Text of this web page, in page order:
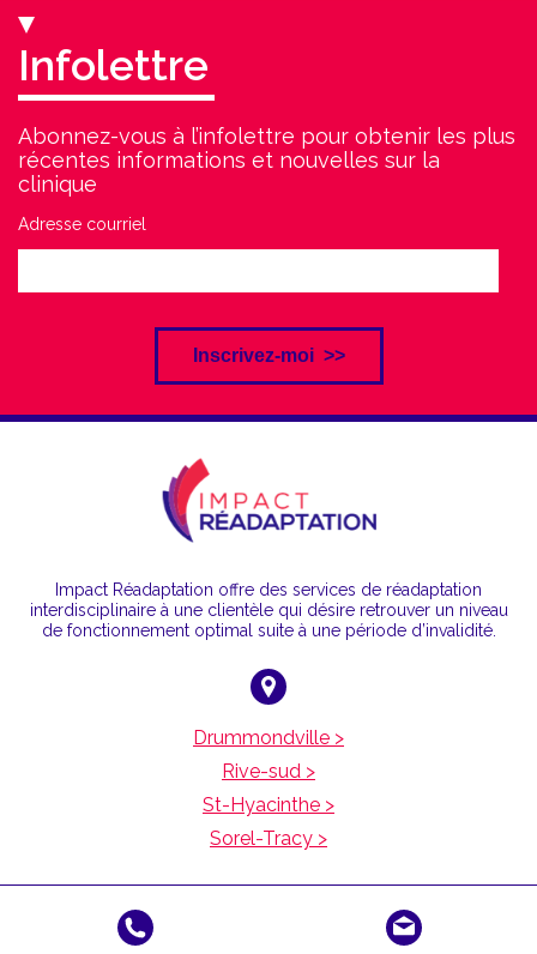
Infolettre
Abonnez-vous à l’infolettre pour obtenir les plus
récentes informations et nouvelles sur la
clinique
Adresse courriel
Impact Réadaptation offre des services de réadaptation
interdisciplinaire à une clientèle qui désire retrouver un niveau
de fonctionnement optimal suite à une période d’invalidité.
Drummondville >
Rive-sud >
St-Hyacinthe >
Sorel-Tracy >